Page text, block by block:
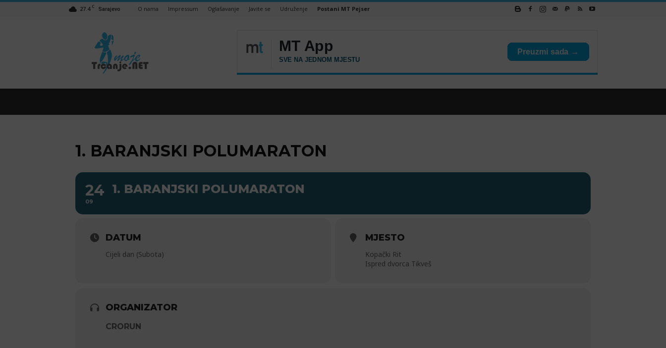
27.4 C Sarajevo O nama Impressum Oglašavanje Javite se Udruženje Postani MT Pejser
Moje
trčanje
trcanje.net
1. BARANJSKI POLUMARATON
24
09
1. BARANJSKI POLUMARATON
DATUM
Cijeli dan (Subota)
MJESTO
Kopački Rit
Ispred dvorca Tikveš
ORGANIZATOR
CRORUN